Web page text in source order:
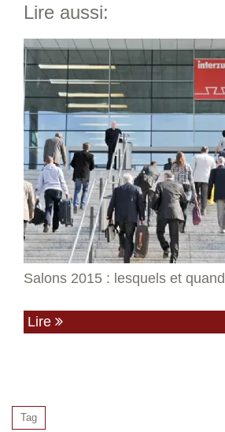
Lire aussi:
Salons 2015 : lesquels et quand
Lire
Tag